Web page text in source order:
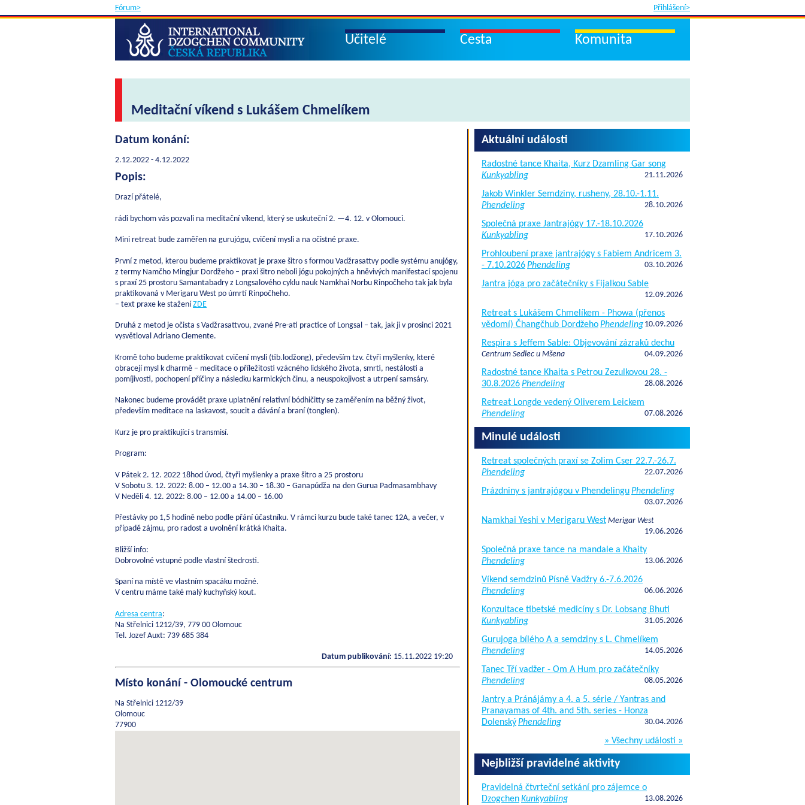
Fórum> Přihlášení>
Učitelé Cesta Komunita
Meditační víkend s Lukášem Chmelíkem
Datum konání:
2.12.2022 - 4.12.2022
Popis:
Drazí přátelé,
rádi bychom vás pozvali na meditační víkend, který se uskuteční 2. —4. 12. v Olomouci.
Mini retreat bude zaměřen na gurujógu, cvičení mysli a na očistné praxe.
První z metod, kterou budeme praktikovat je praxe šitro s formou Vadžrasattvy podle systému anujógy,
z termy Namčho Mingjur Dordžeho – praxi šitro neboli jógu pokojných a hněvivých manifestací spojenu
s praxí 25 prostoru Samantabadry z Longsalového cyklu nauk Namkhai Norbu Rinpočheho tak jak byla
praktikovaná v Merigaru West po úmrtí Rinpočheho.
– text praxe ke staženíZDE
Druhá z metod je očista s Vadžrasattvou, zvané Pre-ati practice of Longsal – tak, jak ji v prosinci 2021
vysvětloval Adriano Clemente.
Kromě toho budeme praktikovat cvičení mysli (tib.lodžong), především tzv. čtyři myšlenky, které
obracejí mysl k dharmě – meditace o příležitosti vzácného lidského života, smrti, nestálosti a
pomíjivosti, pochopení příčiny a následku karmických činu, a neuspokojivost a utrpení samsáry.
Nakonec budeme provádět praxe uplatnění relativní bódhičitty se zaměřením na běžný život,
především meditace na laskavost, soucit a dávání a braní (tonglen).
Kurz je pro praktikující s transmisí.
Program:
V Pátek 2. 12. 2022 18hod úvod, čtyři myšlenky a praxe šitro a 25 prostoru
V Sobotu 3. 12. 2022: 8.00 – 12.00 a 14.30 – 18.30 – Ganapúdža na den Gurua Padmasambhavy
V Neděli 4. 12. 2022: 8.00 – 12.00 a 14.00 – 16.00
Přestávky po 1,5 hodině nebo podle přání účastníku. V rámci kurzu bude také tanec 12A, a večer, v
případě zájmu, pro radost a uvolnění krátká Khaita.
Bližší info:
Dobrovolné vstupné podle vlastní štedrosti.
Spaní na místě ve vlastním spacáku možné.
V centru máme také malý kuchyňský kout.
Adresa centra:
Na Střelnici 1212/39, 779 00 Olomouc
Tel. Jozef Auxt: 739 685 384
Datum publikování: 15.11.2022 19:20
Místo konání - Olomoucké centrum
Na Střelnici 1212/39
Olomouc
77900
Aktuální události
Radostné tance Khaita, Kurz Dzamling Gar song
Kunkyabling
21.11.2026
Jakob Winkler Semdziny, rusheny, 28.10.-1.11.
Phendeling
28.10.2026
Společná praxe Jantrajógy 17.-18.10.2026
Kunkyabling
17.10.2026
Prohloubení praxe jantrajógy s Fabiem Andricem 3.
- 7.10.2026Phendeling 03.10.2026
Jantra jóga pro začátečníky s Fijalkou Sable
12.09.2026
Retreat s Lukášem Chmelíkem - Phowa (přenos
vědomí) Čhangčhub DordžehoPhendeling 10.09.2026
Respira s Jeffem Sable: Objevování zázraků dechu
Centrum Sedlec u Mšena 04.09.2026
Radostné tance Khaita s Petrou Zezulkovou 28. -
30.8.2026Phendeling 28.08.2026
Retreat Longde vedený Oliverem Leickem
Phendeling
07.08.2026
Minulé události
Retreat společných praxí se Zolim Cser 22.7.-26.7.
Phendeling
22.07.2026
Prázdniny s jantrajógou v PhendelinguPhendeling
03.07.2026
Namkhai Yeshi v Merigaru West Merigar West
19.06.2026
Společná praxe tance na mandale a Khaity
Phendeling
13.06.2026
Víkend semdzinů Písně Vadžry 6.-7.6.2026
Phendeling
06.06.2026
Konzultace tibetské medicíny s Dr. Lobsang Bhuti
Kunkyabling
31.05.2026
Gurujoga bílého A a semdziny s L. Chmelíkem
Phendeling
14.05.2026
Tanec Tří vadžer - Om A Hum pro začátečníky
Phendeling
08.05.2026
Jantry a Pránájámy a 4. a 5. série / Yantras and
Pranayamas of 4th. and 5th. series - Honza
DolenskýPhendeling 30.04.2026
» Všechny události »
Nejbližší pravidelné aktivity
Pravidelná čtvrteční setkání pro zájemce o
DzogchenKunkyabling 13.08.2026